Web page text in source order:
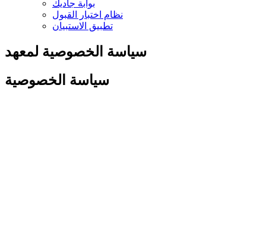
بوابة جاديك
نظام اختبار القبول
تطبيق الاستبيان
سياسة الخصوصية لمعهد
سياسة الخصوصية